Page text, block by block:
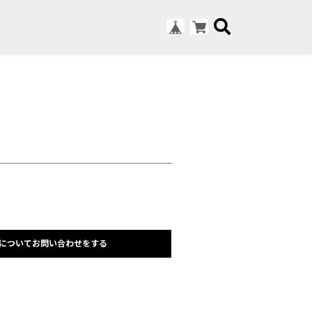
ついてお問い合わせをする